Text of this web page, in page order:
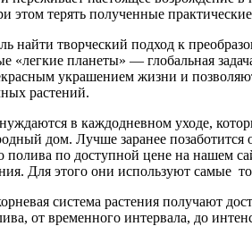
этом терять полученные
найти творческий подход к
«легкие планеты» — глобальная
украшением жизни и
растений.
в каждодневном уходе,
дом. Лучше заранее
полива по доступной цене на нашем
Для этого они используют самые
система растения получают
от временного интервала, до